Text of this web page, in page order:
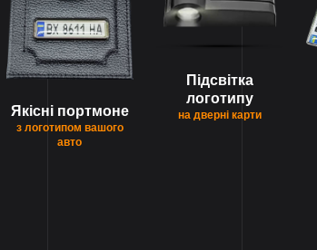
Якісні портмоне
з логотипом вашого
авто
Підсвітка
логотипу
на дверні карти